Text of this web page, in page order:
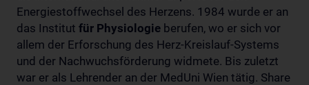
Energiestoffwechsel des Herzens. 1984 wurde er an
das Institut für Physiologie berufen, wo er sich vor
allem der Erforschung des Herz-Kreislauf-Systems
und der Nachwuchsförderung widmete. Bis zuletzt
war er als Lehrender an der MedUni Wien tätig. Share